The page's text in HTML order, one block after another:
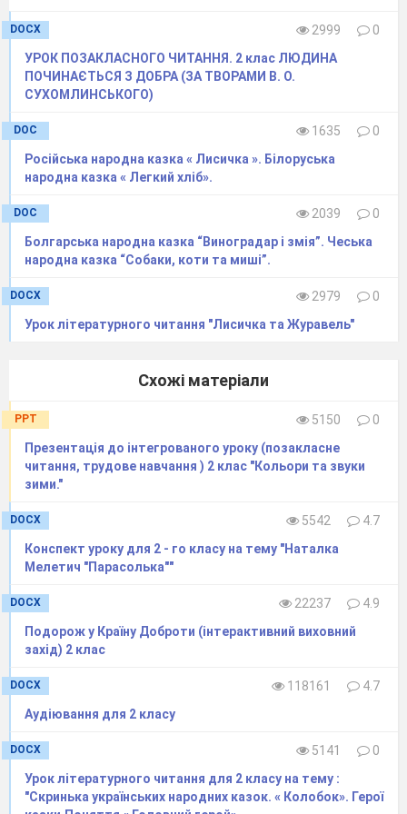
синиця
сова,дятел,
шпак, дрізд, жайворонок.
3. Робота над загадкою.
Сірі лапки,
(Синичка)
4. Читання деформованого тексту.
шіНа
аїг
кільСки в агях тапхів! туСкають
лидят. ричать пташки. Акя свитятьс лисиці!
диЛю счато дятьхо в айг лусхати
пірс хівпта.
Послухайте, як співають синички.
синички.
6. «Цікавинки звідусіль».
Технологія «Мікрофон»
Довідкове бюро «Чи знаєш ти?»
Учень дає інформаційну довідку про
синицю. (Дидактичний матеріал до уроку).
Повідомлення теми і мети уроку
– Як ви думаєте, ці люди, які ходять у
гай, люблять природу?
– А за що ви любите природу?
DOCX 2999
0
УРОК ПОЗАКЛАСНОГО ЧИТАННЯ. 2 клас ЛЮДИНА
ПОЧИНАЄТЬСЯ З ДОБРА (ЗА ТВОРАМИ В. О.
СУХОМЛИНСЬКОГО)
DOC 1635
0
Російська народна казка « Лисичка ». Білоруська
народна казка « Легкий хліб».
DOC 2039
0
Болгарська народна казка “Виноградар і змія”. Чеська
народна казка “Собаки, коти та миші”.
DOCX 2979
0
Урок літературного читання "Лисичка та Журавель"
Схожі матеріали
PPT 5150
0
Презентація до інтегрованого уроку (позакласне
читання, трудове навчання ) 2 клас "Кольори та звуки
зими."
DOCX 5542
4.7
Конспект уроку для 2 - го класу на тему "Наталка
Мелетич "Парасолька""
DOCX 22237
4.9
Подорож у Країну Доброти (інтерактивний виховний
захід) 2 клас
DOCX 118161
4.7
Аудіювання для 2 класу
DOCX 5141
0
Урок літературного читання для 2 класу на тему :
"Скринька українських народних казок. « Колобок». Герої